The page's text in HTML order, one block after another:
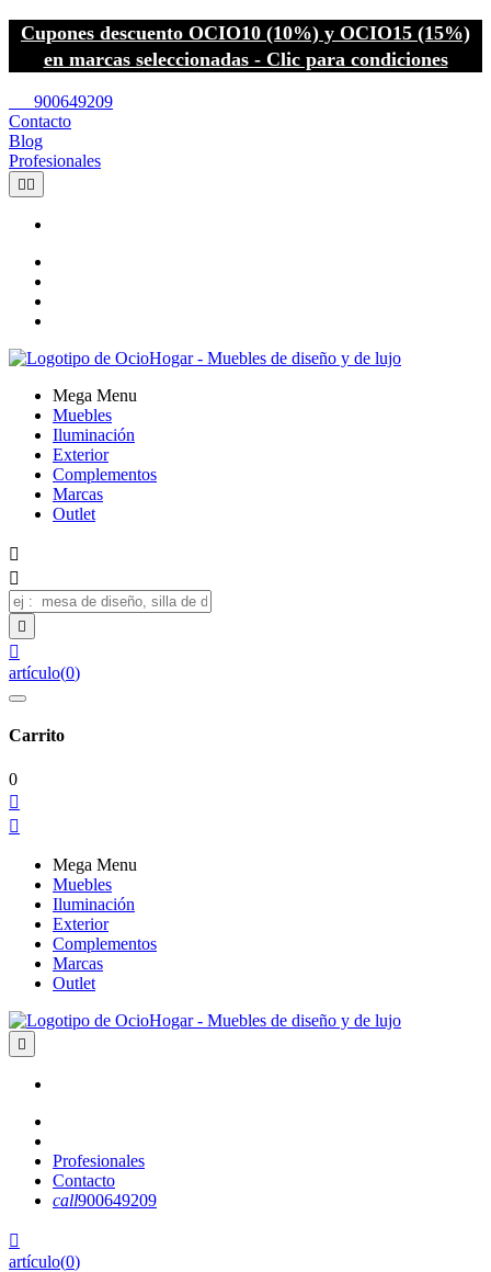
Cupones descuento OCIO10 (10%) y OCIO15 (15%)
en marcas seleccionadas - Clic para condiciones
900649209
Contacto
Blog
Profesionales
 
Mega Menu
Muebles
Iluminación
Exterior
Complementos
Marcas
Outlet




artículo(0)
Carrito
0


Mega Menu
Muebles
Iluminación
Exterior
Complementos
Marcas
Outlet

Profesionales
Contacto
call900649209

artículo(0)